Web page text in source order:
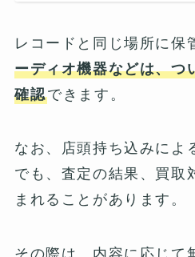
レコードと同じ場所に保
ーディオ機器などは、つ
確認できます。
なお、店頭持ち込みによ
でも、査定の結果、買取
まれることがあります。